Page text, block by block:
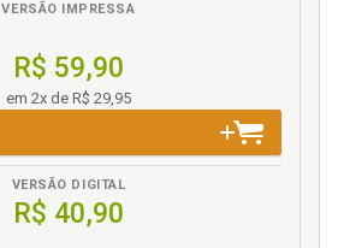
VERSÃO IMPRESSA
R$ 59,90
em 2x de R$ 29,95
VERSÃO DIGITAL
R$ 40,90